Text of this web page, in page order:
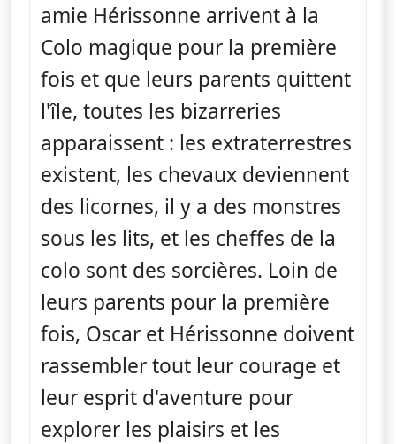
amie Hérissonne arrivent à la
Colo magique pour la première
fois et que leurs parents quittent
l'île, toutes les bizarreries
apparaissent : les extraterrestres
existent, les chevaux deviennent
des licornes, il y a des monstres
sous les lits, et les cheffes de la
colo sont des sorcières. Loin de
leurs parents pour la première
fois, Oscar et Hérissonne doivent
rassembler tout leur courage et
leur esprit d'aventure pour
explorer les plaisirs et les